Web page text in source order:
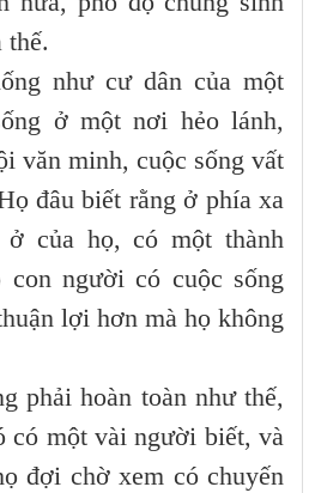
thế.
như cư dân của một
ở một nơi hẻo lánh,
văn minh, cuộc sống vất
đâu biết rằng ở phía xa
của họ, có một thành
người có cuộc sống
lợi hơn mà họ không
hoàn toàn như thế,
có một vài người biết, và
đợi chờ xem có chuyến